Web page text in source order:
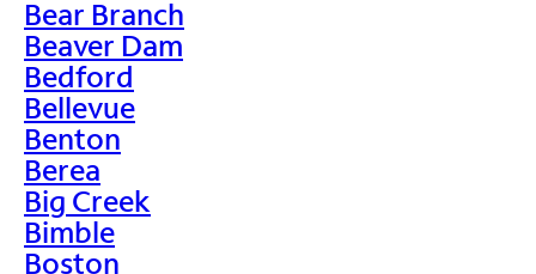
Bear Branch
Beaver Dam
Bedford
Bellevue
Benton
Berea
Big Creek
Bimble
Boston